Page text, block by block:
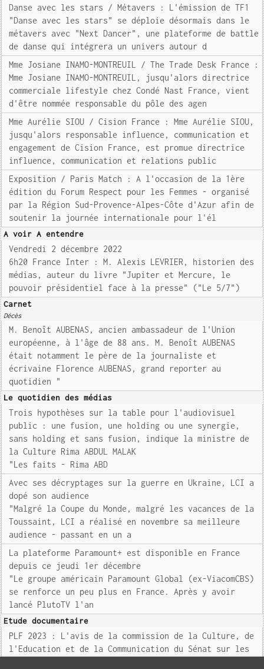
Danse avec les stars / Métavers : L'émission de TF1
"Danse avec les stars" se déploie désormais dans le
métavers avec "Next Dancer", une plateforme de battle
de danse qui intégrera un univers autour d
Mme Josiane INAMO-MONTREUIL / The Trade Desk France :
Mme Josiane INAMO-MONTREUIL, jusqu'alors directrice
commerciale lifestyle chez Condé Nast France, vient
d'être nommée responsable du pôle des agen
Mme Aurélie SIOU / Cision France : Mme Aurélie SIOU,
jusqu'alors responsable influence, communication et
engagement de Cision France, est promue directrice
influence, communication et relations public
Exposition / Paris Match : A l'occasion de la 1ère
édition du Forum Respect pour les Femmes - organisé
par la Région Sud-Provence-Alpes-Côte d'Azur afin de
soutenir la journée internationale pour l'él
A voir A entendre
Vendredi 2 décembre 2022
6h20 France Inter : M. Alexis LEVRIER, historien des
médias, auteur du livre "Jupiter et Mercure, le
pouvoir présidentiel face à la presse" ("Le 5/7")
Carnet
Décès
M. Benoît AUBENAS, ancien ambassadeur de l'Union
européenne, à l'âge de 88 ans. M. Benoît AUBENAS
était notamment le père de la journaliste et
écrivaine Florence AUBENAS, grand reporter au
quotidien "
Le quotidien des médias
Trois hypothèses sur la table pour l'audiovisuel
public : une fusion, une holding ou une synergie,
sans holding et sans fusion, indique la ministre de
la Culture Rima ABDUL MALAK
"Les faits - Rima ABD
Avec ses décryptages sur la guerre en Ukraine, LCI a
dopé son audience
"Malgré la Coupe du Monde, malgré les vacances de la
Toussaint, LCI a réalisé en novembre sa meilleure
audience - passant en un a
La plateforme Paramount+ est disponible en France
depuis ce jeudi 1er décembre
"Le groupe américain Paramount Global (ex-ViacomCBS)
se renforce un peu plus en France. Après y avoir
lancé PlutoTV l'an
Etude documentaire
PLF 2023 : L'avis de la commission de la Culture, de
l'Education et de la Communication du Sénat sur les